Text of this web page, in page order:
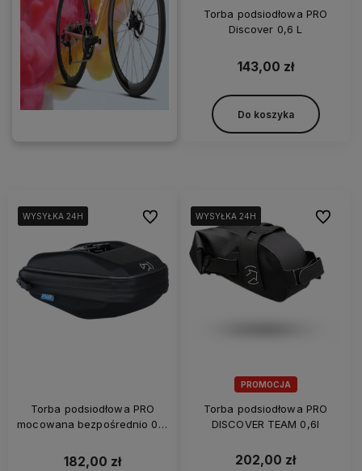
Torba podsiodłowa PRO
Discover 0,6 L
143,00 zł
Do koszyka
WYSYŁKA 24H
WYSYŁKA 24H
WYSYŁKA 24H
Torba podsiodłowa PRO
mocowana bezpośrednio 0,6
182,00 zł
Do ulubionych
PROMOCJA
WYSYŁKA 24H
WYSYŁKA 24H
WYSYŁKA 24H
Torba podsiodłowa PRO
DISCOVER TEAM 0,6l
202,00 zł
Do